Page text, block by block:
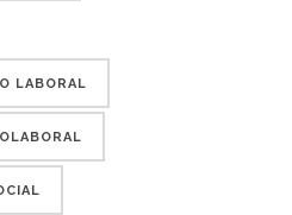
LABORAL